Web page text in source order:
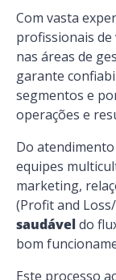
Com vasta
profissionais
nas áreas de
garante
segmentos e
operações e
Do
equipes
marketing,
(Profit and
saudável do
bom
Este processo